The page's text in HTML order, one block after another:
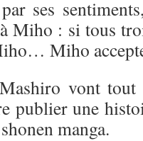
ses
Miho : si tous
Miho
vont
publier une
manga.